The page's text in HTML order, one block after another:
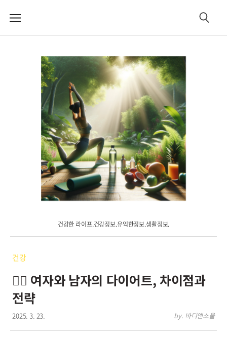
메
검
건강한 라이프.건강정보.유익한정보.생활정보.
건강
💃‍♀️ 여자와 남자의 다이어트, 차이점과
전략
2025. 3. 23. by. 바디앤소울